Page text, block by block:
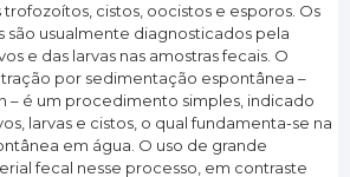
cistos, oocistos e esporos. Os
são usualmente diagnosticados pela
e das larvas nas amostras fecais. O
por sedimentação espontânea –
– é um procedimento simples, indicado
larvas e cistos, o qual fundamenta-se na
em água. O uso de grande
fecal nesse processo, em contraste